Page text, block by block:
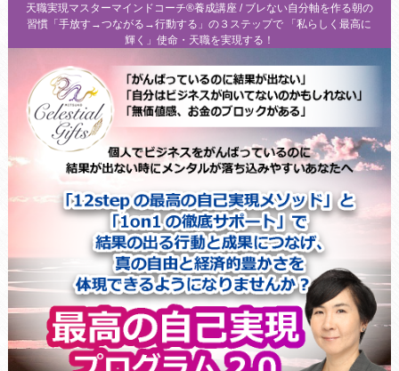
天職実現マスターマインドコーチ®養成講座 / ブレない自分軸を作る朝の
習慣「手放す→つながる→行動する」の３ステップで 「私らしく最高に
輝く」使命・天職を実現する！